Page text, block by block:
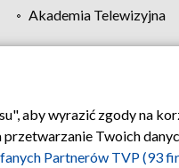
Akademia Telewizyjna
Regulamin TVP Polityka
aby wyrazić zgody na
Twoich
Partnerów TVP (93